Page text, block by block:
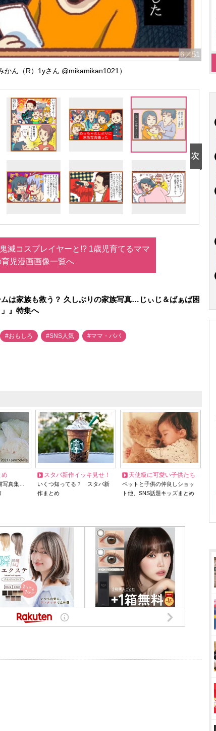
6／51
かん（R）1yさん @mikamikan1021）
滅コスプレイヤーと!? 1歳児育てるママ
児漫画画像一覧へ
は家族も救う？ 久しぶりの家族写真…じぃじ＆ばぁば困
』特集へ
#おもしろ #SNS人気 #ママ・パパ
め
写真集…
スタバ新作イッキ見せ！
いくつ知ってる？ スタバ新
作まとめ
天使級に可愛い子供たち
ペットと子供の仲良しショッ
ト他、SNS話題キッズまとめ